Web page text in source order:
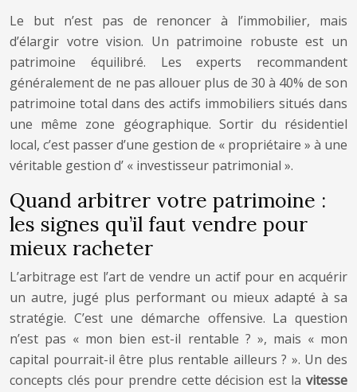
Le but n’est pas de renoncer à l’immobilier, mais
d’élargir votre vision. Un patrimoine robuste est un
patrimoine équilibré. Les experts recommandent
généralement de ne pas allouer plus de 30 à 40% de son
patrimoine total dans des actifs immobiliers situés dans
une même zone géographique. Sortir du résidentiel
local, c’est passer d’une gestion de « propriétaire » à une
véritable gestion d’ « investisseur patrimonial ».
Quand arbitrer votre patrimoine :
les signes qu’il faut vendre pour
mieux racheter
L’arbitrage est l’art de vendre un actif pour en acquérir
un autre, jugé plus performant ou mieux adapté à sa
stratégie. C’est une démarche offensive. La question
n’est pas « mon bien est-il rentable ? », mais « mon
capital pourrait-il être plus rentable ailleurs ? ». Un des
concepts clés pour prendre cette décision est la vitesse